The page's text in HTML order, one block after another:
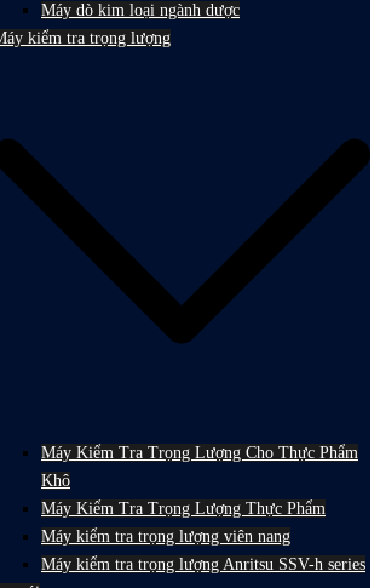
Máy dò kim loại ngành dược
kiểm tra trọng lượng
Máy Kiểm Tra Trọng Lượng Cho Thực Phẩm
Khô
Máy Kiểm Tra Trọng Lượng Thực Phẩm
Máy kiểm tra trọng lượng viên nang
Máy kiểm tra trọng lượng Anritsu SSV-h series